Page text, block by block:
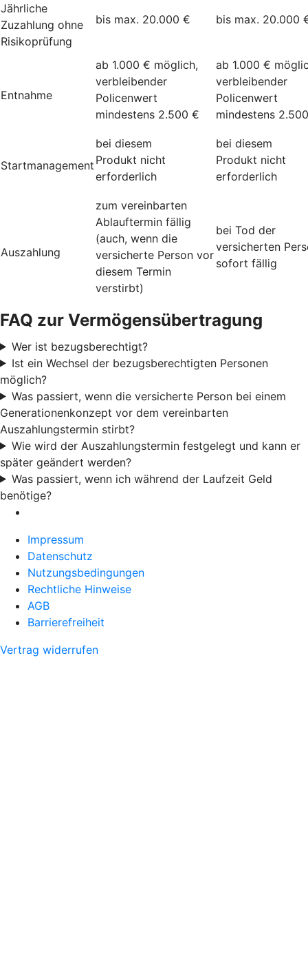
Jährliche
Zuzahlung ohne
Risikoprüfung
bis max. 20.000 € bis max. 20.000
Entnahme
ab 1.000 € möglich,
verbleibender
Policenwert
mindestens 2.500 €
ab 1.000 €
verbleibender
Policenwert
mindestens
Startmanagement
bei diesem
Produkt nicht
erforderlich
bei diesem
Produkt nicht
erforderlich
Auszahlung
zum vereinbarten
Ablauftermin fällig
(auch, wenn die
versicherte Person vor
diesem Termin
verstirbt)
bei Tod der
versicherten
sofort fällig
FAQ zur Vermögensübertragung
Wer ist bezugsberechtigt?
Ist ein Wechsel der bezugsberechtigten Personen
möglich?
Was passiert, wenn die versicherte Person bei einem
Generationenkonzept vor dem vereinbarten
Auszahlungstermin stirbt?
Wie wird der Auszahlungstermin festgelegt und kann er
später geändert werden?
Was passiert, wenn ich während der Laufzeit Geld
benötige?
Impressum
Datenschutz
Nutzungsbedingungen
Rechtliche Hinweise
AGB
Barrierefreiheit
Vertrag widerrufen